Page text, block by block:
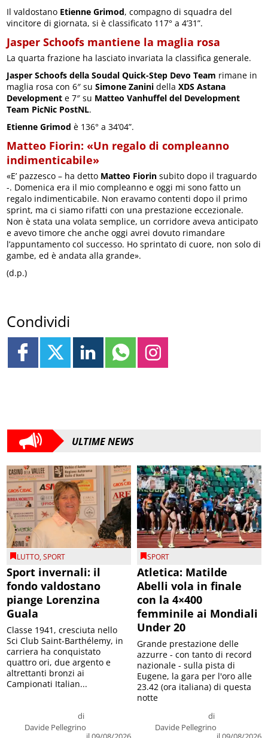
Il valdostano Etienne Grimod, compagno di squadra del
vincitore di giornata, si è classificato 117° a 4’31”.
Jasper Schoofs mantiene la maglia rosa
La quarta frazione ha lasciato invariata la classifica generale.
Jasper Schoofs della Soudal Quick-Step Devo Team rimane in
maglia rosa con 6″ suSimone Zanini dellaXDS Astana
Development e 7″ su Matteo Vanhuffel del Development
Team PicNic PostNL.
Etienne Grimod è 136° a 34’04”.
Matteo Fiorin: «Un regalo di compleanno
indimenticabile»
«E’ pazzesco – ha detto Matteo Fiorin subito dopo il traguardo
-. Domenica era il mio compleanno e oggi mi sono fatto un
regalo indimenticabile. Non eravamo contenti dopo il primo
sprint, ma ci siamo rifatti con una prestazione eccezionale.
Non è stata una volata semplice, un corridore aveva anticipato
e avevo timore che anche oggi avrei dovuto rimandare
l’appuntamento col successo. Ho sprintato di cuore, non solo di
gambe, ed è andata alla grande».
(d.p.)
Condividi
ULTIME NEWS
LUTTO,SPORT
Sport invernali: il
fondo valdostano
piange Lorenzina
Guala
di
Davide Pellegrino
Classe 1941, cresciuta nello
Sci Club Saint-Barthélemy, in
carriera ha conquistato
quattro ori, due argento e
altrettanti bronzi ai
Campionati Italian...
SPORT
Atletica: Matilde
Abelli vola in finale
con la 4×400
femminile ai Mondiali
Under 20
di
Davide Pellegrino
Grande prestazione delle
azzurre - con tanto di record
nazionale - sulla pista di
Eugene, la gara per l'oro alle
23.42 (ora italiana) di questa
notte